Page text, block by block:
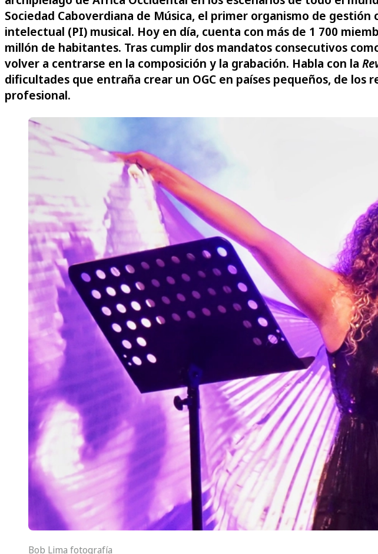
Sociedad Caboverdiana de Música, el primer organismo de
intelectual (PI) musical. Hoy en día, cuenta con más de 1 700
millón de habitantes. Tras cumplir dos mandatos consecutivos
volver a centrarse en la composición y la grabación. Habla con la
dificultades que entraña crear un OGC en países pequeños, de
profesional.
Bob Lima fotografía